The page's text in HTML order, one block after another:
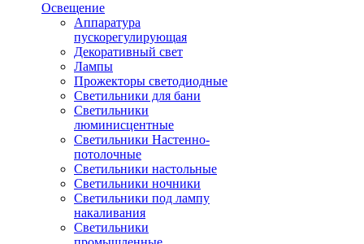
Освещение
Аппаратура
пускорегулирующая
Декоративный свет
Лампы
Прожекторы светодиодные
Светильники для бани
Светильники
люминисцентные
Светильники Настенно-
потолочные
Светильники настольные
Светильники ночники
Светильники под лампу
накаливания
Светильники